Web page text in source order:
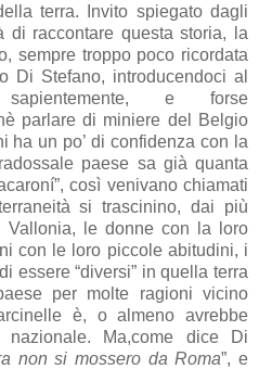
terra. Invito spiegato dagli
di raccontare questa storia, la
sempre troppo poco ricordata
Di Stefano, introducendoci al
e forse
parlare di miniere del Belgio
ha un po’ di confidenza con la
paese sa già quanta
í”, così venivano chiamati
si trascinino, dai più
le donne con la loro
con le loro piccole abitudini, i
essere “diversi” in quella terra
per molte ragioni vicino
è, o almeno avrebbe
Ma,come dice Di
non si mossero da Roma”, e